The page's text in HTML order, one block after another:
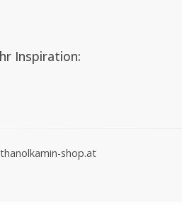
Inspiration:
shop.at